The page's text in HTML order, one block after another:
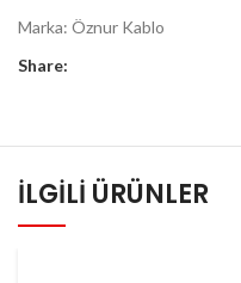
Marka: Öznur Kablo
Share:
İLGILI ÜRÜNLER